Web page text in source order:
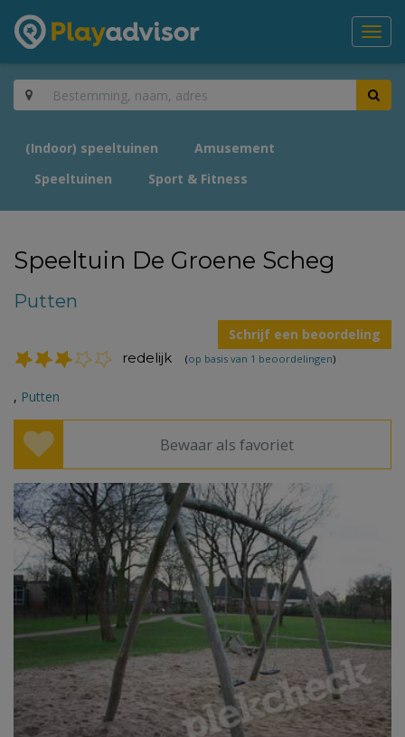
(Indoor) speeltuinen
Amusement
Speeltuinen
Sport & Fitness
Speeltuin De Groene Scheg
Putten
Schrijf een beoordeling
redelijk (op basis van 1 beoordelingen)
, Putten
Bewaar als favoriet